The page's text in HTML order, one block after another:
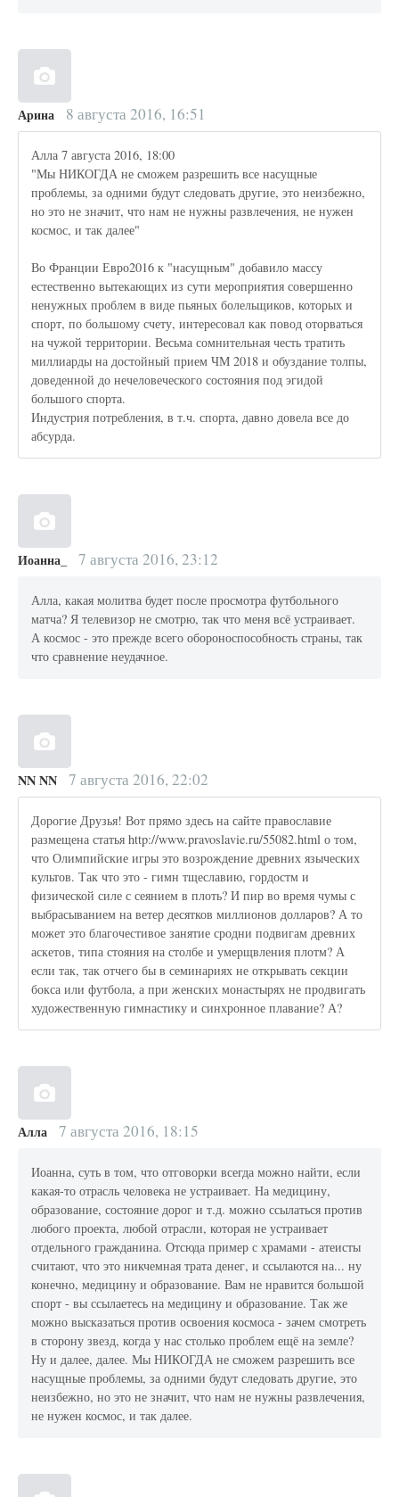
Арина 8 августа 2016, 16:51
Алла 7 августа 2016, 18:00
"Мы НИКОГДА не сможем разрешить все насущные
проблемы, за одними будут следовать другие, это неизбежно,
но это не значит, что нам не нужны развлечения, не нужен
космос, и так далее"
Во Франции Евро2016 к "насущным" добавило массу
естественно вытекающих из сути мероприятия совершенно
ненужных проблем в виде пьяных болельщиков, которых и
спорт, по большому счету, интересовал как повод оторваться
на чужой территории. Весьма сомнительная честь тратить
миллиарды на достойный прием ЧМ 2018 и обуздание толпы,
доведенной до нечеловеческого состояния под эгидой
большого спорта.
Индустрия потребления, в т.ч. спорта, давно довела все до
абсурда.
Иоанна_ 7 августа 2016, 23:12
Алла, какая молитва будет после просмотра футбольного
матча? Я телевизор не смотрю, так что меня всё устраивает.
А космос - это прежде всего обороноспособность страны, так
что сравнение неудачное.
NN NN 7 августа 2016, 22:02
Дорогие Друзья! Вот прямо здесь на сайте православие
размещена статья http://www.pravoslavie.ru/55082.html о том,
что Олимпийские игры это возрождение древних языческих
культов. Так что это - гимн тщеславию, гордостм и
физической силе с сеянием в плоть? И пир во время чумы с
выбрасыванием на ветер десятков миллионов долларов? А то
может это благочестивое занятие сродни подвигам древних
аскетов, типа стояния на столбе и умерщвления плотм? А
если так, так отчего бы в семинариях не открывать секции
бокса или футбола, а при женских монастырях не продвигать
художественную гимнастику и синхронное плавание? А?
Алла 7 августа 2016, 18:15
Иоанна, суть в том, что отговорки всегда можно найти, если
какая-то отрасль человека не устраивает. На медицину,
образование, состояние дорог и т.д. можно ссылаться против
любого проекта, любой отрасли, которая не устраивает
отдельного гражданина. Отсюда пример с храмами - атеисты
считают, что это никчемная трата денег, и ссылаются на... ну
конечно, медицину и образование. Вам не нравится большой
спорт - вы ссылаетесь на медицину и образование. Так же
можно высказаться против освоения космоса - зачем смотреть
в сторону звезд, когда у нас столько проблем ещё на земле?
Ну и далее, далее. Мы НИКОГДА не сможем разрешить все
насущные проблемы, за одними будут следовать другие, это
неизбежно, но это не значит, что нам не нужны развлечения,
не нужен космос, и так далее.